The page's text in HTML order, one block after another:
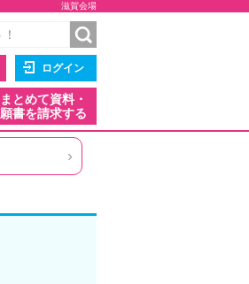
滋賀会場
ログイン
まとめて資料・
願書を請求する
›